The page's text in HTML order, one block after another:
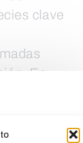
clave
En